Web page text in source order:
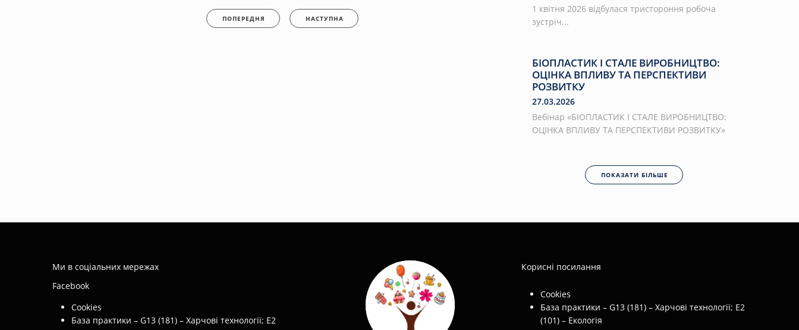
ПОПЕРЕДНЯ НАСТУПНА
1 квітня 2026 відбулася тристороння робоча
зустріч...
БІОПЛАСТИК І СТАЛЕ ВИРОБНИЦТВО:
ОЦІНКА ВПЛИВУ ТА ПЕРСПЕКТИВИ
РОЗВИТКУ
27.03.2026
Вебінар «БІОПЛАСТИК І СТАЛЕ ВИРОБНИЦТВО:
ОЦІНКА ВПЛИВУ ТА ПЕРСПЕКТИВИ РОЗВИТКУ»
ПОКАЗАТИ БІЛЬШЕ
Ми в соціальних мережах
Facebook
Cookies
База практики – G13 (181) – Харчові технології; E2
Корисні посилання
Cookies
База практики – G13 (181) – Харчові технології; E2
(101) – Екологія